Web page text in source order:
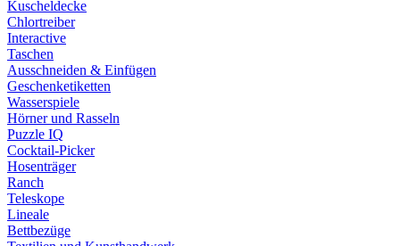
Kuscheldecke
Chlortreiber
Interactive
Taschen
Ausschneiden & Einfügen
Geschenketiketten
Wasserspiele
Hörner und Rasseln
Puzzle IQ
Cocktail-Picker
Hosenträger
Ranch
Teleskope
Lineale
Bettbezüge